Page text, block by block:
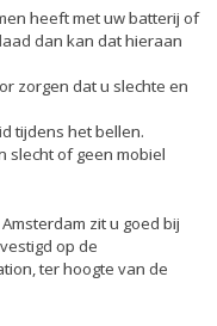
heeft met uw batterij of
dan kan dat hieraan
zorgen dat u slechte en
tijdens het bellen.
slecht of geen mobiel
zit u goed bij
op de
ter hoogte van de